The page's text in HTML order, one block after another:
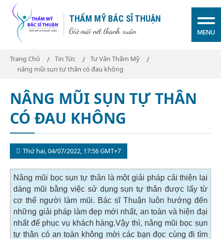
THẨM MỸ BÁC SĨ THUẬN
Giữ mãi nét thanh xuân MENU
Trang Chủ Tin Tức
Tư Vấn Thẩm Mỹ
nâng mũi sụn tự thân có đau không
NÂNG MŨI SỤN TỰ THÂN
CÓ ĐAU KHÔNG
Thứ hai, 04/07/2022, 17:56 GMT+7
Nâng mũi bọc sụn tự thân là một giải pháp cải thiện lại
dáng mũi bằng việc sử dụng sụn tự thân được lấy từ
cơ thể người làm mũi. Bác sĩ Thuận luôn hướng đến
những giải pháp làm đẹp mới nhất, an toàn và hiện đại
nhất để phục vụ khách hàng.Vậy thì, nâng mũi bọc sụn
tự thân có an toàn không mời các bạn đọc cùng đi tìm